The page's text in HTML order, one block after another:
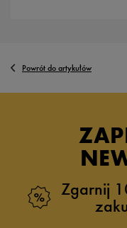
Powrót do artykułów
Zgarnij